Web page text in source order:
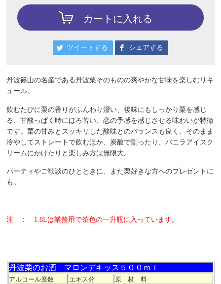
カートに入れる
ツイートする シェアする
丹波篠山の名産である丹波栗そのものの爽やかな甘味を楽しむリキ
ュール。
飲むたびに栗の香りがふんわり漂い、後味にもしっかり栗を感じ
る、甘酸っぱく時にほろ苦い、恋の予感を感じさせる味わいが特徴
です。栗の甘みとスッキリした酸味とのバランスも良く、そのまま
冷やしてストレートで飲むほか、炭酸で割ったり、バニラアイスク
リームにかけたりと楽しみ方は無限大。
パーティやご歓談のひとときに、また栗好きな方へのプレゼントに
も。
注 ： 1.8Lは業務用で茶色の一升瓶に入っています。
丹波栗のお酒 マロンデキッス５００ｍｌ
アルコール度数 エキス分 原 材 料